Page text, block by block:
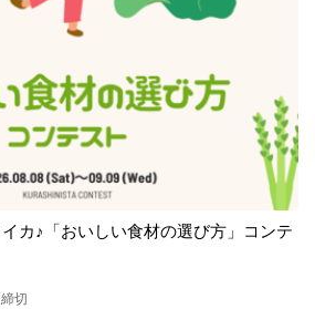
カ♪「おいしい食材の選び方」コンテ
切